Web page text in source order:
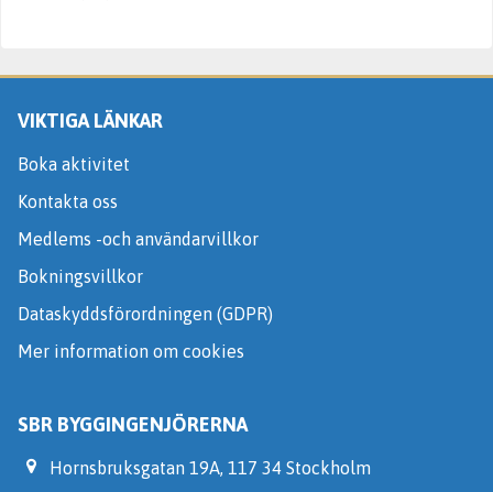
VIKTIGA LÄNKAR
Boka aktivitet
Kontakta oss
Medlems -och användarvillkor
Bokningsvillkor
Dataskyddsförordningen (GDPR)
Mer information om cookies
SBR BYGGINGENJÖRERNA
Hornsbruksgatan 19A, 117 34 Stockholm